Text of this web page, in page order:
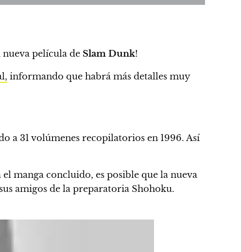
nueva película de Slam Dunk!
informando que habrá más detalles muy
a 31 volúmenes recopilatorios en 1996. Así
manga concluido, es posible que la nueva
amigos de la preparatoria Shohoku.